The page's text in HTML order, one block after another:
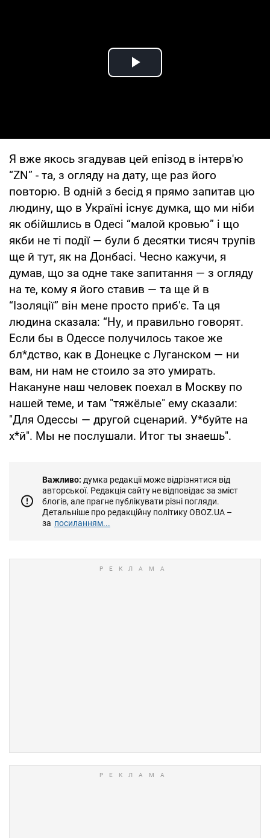
Play Video
Я вже якось згадував цей епізод в інтерв'ю
“ZN” - та, з огляду на дату, ще раз його
повторю. В одній з бесід я прямо запитав цю
людину, що в Україні існує думка, що ми ніби
як обійшлись в Одесі “малой кровью” і що
якби не ті події — були б десятки тисяч трупів
ще й тут, як на Донбасі. Чесно кажучи, я
думав, що за одне таке запитання — з огляду
на те, кому я його ставив — та ще й в
“Ізоляції” він мене просто приб'є. Та ця
людина сказала: “Ну, и правильно говорят.
Если бы в Одессе получилось такое же
бл*дство, как в Донецке с Луганском — ни
вам, ни нам не стоило за это умирать.
Накануне наш человек поехал в Москву по
нашей теме, и там "тяжёлые" ему сказали:
"Для Одессы — другой сценарий. У*буйте на
х*й". Мы не послушали. Итог ты знаешь".
Важливо: думка редакції може відрізнятися від
авторської. Редакція сайту не відповідає за зміст
блогів, але прагне публікувати різні погляди.
Детальніше про редакційну політику OBOZ.UA –
за посиланням...